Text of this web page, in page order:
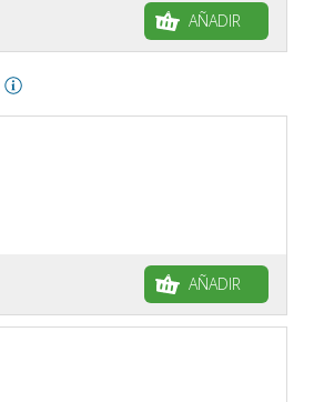
AÑADIR
AÑADIR